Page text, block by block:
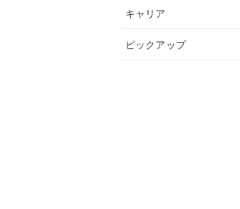
キャリア
ピックアップ